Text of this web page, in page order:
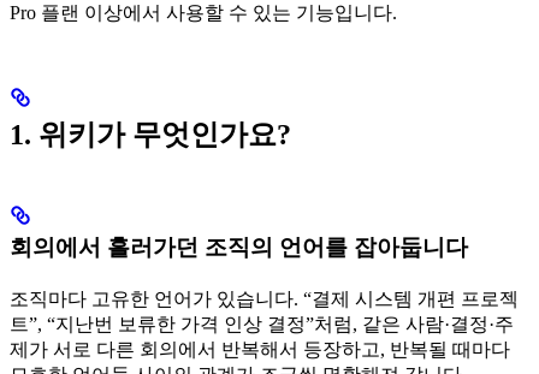
Pro 플랜 이상에서 사용할 수 있는 기능입니다.
1. 위키가 무엇인가요?
회의에서 흘러가던 조직의 언어를 잡아둡니다
조직마다 고유한 언어가 있습니다. “결제 시스템 개편 프로젝
트”, “지난번 보류한 가격 인상 결정”처럼, 같은 사람·결정·주
제가 서로 다른 회의에서 반복해서 등장하고, 반복될 때마다